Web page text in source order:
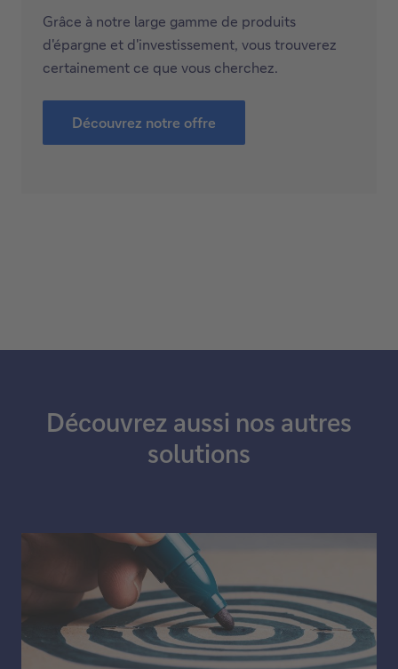
Grâce à notre large gamme de produits
d'épargne et d'investissement, vous trouverez
certainement ce que vous cherchez.
Découvrez notre offre
Découvrez aussi nos autres
solutions